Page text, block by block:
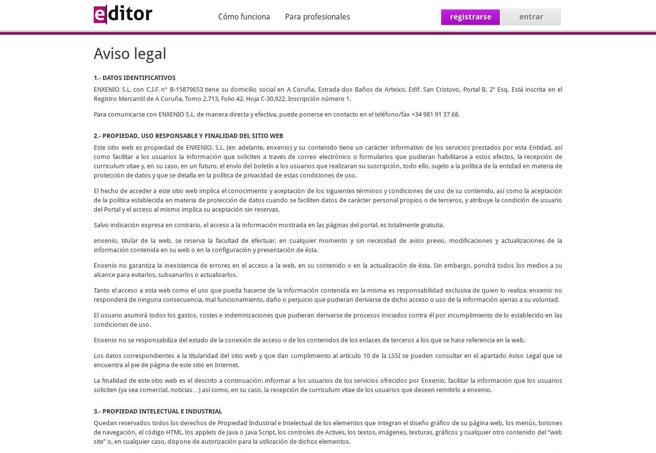
Cómo funciona Para profesionales registrarse entrar
Aviso legal
1.- DATOS IDENTIFICATIVOS
ENXENIO S.L. con C.I.F. nº B-15879653 tiene su domicilio social en A Coruña, Estrada dos Baños de Arteixo, Edif. San Cristovo, Portal B, 2º Esq. Está inscrita en el
Registro Mercantil de A Coruña, Tomo 2.713, Folio 42, Hoja C-30.922, Inscripción número 1.
Para comunicarse con ENXENIO S.L. de manera directa y efectiva, puede ponerse en contacto en el teléfono/fax +34 981 91 37 68.
2.- PROPIEDAD, USO RESPONSABLE Y FINALIDAD DEL SITIO WEB
Este sitio web es propiedad de ENXENIO, S.L. (en adelante, enxenio) y su contenido tiene un carácter informativo de los servicios prestados por esta Entidad, así
como facilitar a los usuarios la información que soliciten a través de correo electrónico o formularios que pudieran habilitarse a estos efectos, la recepción de
curriculum vitae y, en su caso, en un futuro, el envío del boletín a los usuarios que realizaran su suscripción, todo ello, sujeto a la política de la entidad en materia de
protección de datos y que se detalla en la política de privacidad de estas condiciones de uso.
El hecho de acceder a este sitio web implica el conocimiento y aceptación de los siguientes términos y condiciones de uso de su contenido, así como la aceptación
de la política establecida en materia de protección de datos cuando se faciliten datos de carácter personal propios o de terceros, y atribuye la condición de usuario
del Portal y el acceso al mismo implica su aceptación sin reservas.
Salvo indicación expresa en contrario, el acceso a la información mostrada en las páginas del portal, es totalmente gratuita.
enxenio, titular de la web, se reserva la facultad de efectuar, en cualquier momento y sin necesidad de aviso previo, modificaciones y actualizaciones de la
información contenida en su web o en la configuración y presentación de ésta.
Enxenio no garantiza la inexistencia de errores en el acceso a la web, en su contenido o en la actualización de ésta. Sin embargo, pondrá todos los medios a su
alcance para evitarlos, subsanarlos o actualizarlos.
Tanto el acceso a esta web como el uso que pueda hacerse de la información contenida en la misma es responsabilidad exclusiva de quien lo realiza. enxenio no
responderá de ninguna consecuencia, mal funcionamiento, daño o perjuicio que pudieran derivarse de dicho acceso o uso de la información ajenas a su voluntad.
El usuario asumirá todos los gastos, costes e indemnizaciones que pudieran derivarse de procesos iniciados contra él por incumplimiento de lo establecido en las
condiciones de uso.
Enxenio no se responsabiliza del estado de la conexión de acceso o de los contenidos de los enlaces de terceros a los que se hace referencia en la web.
Los datos correspondientes a la titularidad del sitio web y que dan cumplimiento al artículo 10 de la LSSI se pueden consultar en el apartado Aviso Legal que se
encuentra al pie de página de este sitio en Internet.
La finalidad de este sitio web es el descrito a continuación: informar a los usuarios de los servicios ofrecidos por Enxenio, facilitar la información que los usuarios
soliciten (ya sea comercial, noticias…) así como, en su caso, la recepción de curriculum vitae de los usuarios que deseen remitirlo a enxenio.
3.- PROPIEDAD INTELECTUAL E INDUSTRIAL
Quedan reservados todos los derechos de Propiedad Industrial e Intelectual de los elementos que integran el diseño gráfico de su página web, los menús, botones
de navegación, el código HTML, los applets de Java o Java Script, los controles de Actives, los textos, imágenes, texturas, gráficos y cualquier otro contenido del “web
site” o, en cualquier caso, dispone de autorización para la utilización de dichos elementos.